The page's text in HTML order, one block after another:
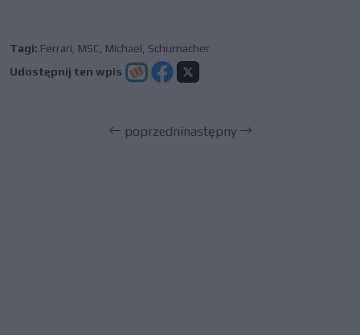
Tagi: Ferrari MSC Michael Schumacher
Udostępnij ten wpis
poprzedninastępny